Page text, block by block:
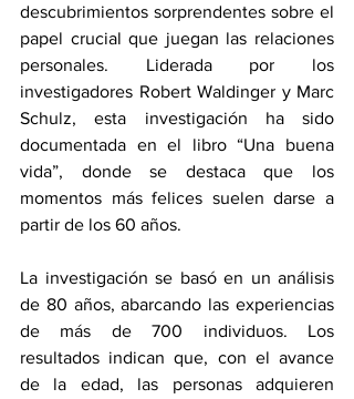
descubrimientos sorprendentes sobre el
papel crucial que juegan las relaciones
personales. Liderada por los
investigadores Robert Waldinger y Marc
Schulz, esta investigación ha sido
documentada en el libro “Una buena
vida”, donde se destaca que los
momentos más felices suelen darse a
partir de los 60 años.
La investigación se basó en un análisis
de 80 años, abarcando las experiencias
de más de 700 individuos. Los
resultados indican que, con el avance
de la edad, las personas adquieren